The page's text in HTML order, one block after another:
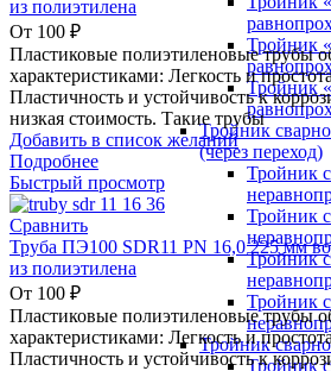
Тройник
Тройник
Тройник
(через переход)
Тройник
Тройник
Тройник
Тройник
Тройник
Тройник
из полиэтилена
От 100 ₽
Пластиковые полиэтиленовые трубы
характеристиками: Легкость и
Пластичность и устойчивость к
низкая стоимость. Такие трубы
Добавить в список желаний
Подробнее
Быстрый просмотр
Сравнить
Труба ПЭ100 SDR11 PN 16,0 225 мм
из полиэтилена
От 100 ₽
Пластиковые полиэтиленовые трубы
характеристиками: Легкость и
Пластичность и устойчивость к